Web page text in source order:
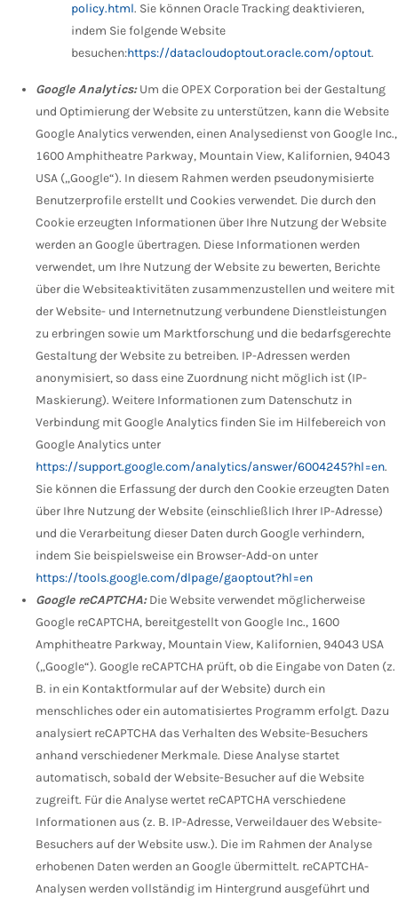
policy.html. Sie können Oracle Tracking deaktivieren,
indem Sie folgende Website
besuchen:https://datacloudoptout.oracle.com/optout.
Google Analytics:Um die OPEX Corporation bei der Gestaltung
und Optimierung der Website zu unterstützen, kann die Website
Google Analytics verwenden, einen Analysedienst von Google Inc.,
1600 Amphitheatre Parkway, Mountain View, Kalifornien, 94043
USA („Google“). In diesem Rahmen werden pseudonymisierte
Benutzerprofile erstellt und Cookies verwendet. Die durch den
Cookie erzeugten Informationen über Ihre Nutzung der Website
werden an Google übertragen. Diese Informationen werden
verwendet, um Ihre Nutzung der Website zu bewerten, Berichte
über die Websiteaktivitäten zusammenzustellen und weitere mit
der Website- und Internetnutzung verbundene Dienstleistungen
zu erbringen sowie um Marktforschung und die bedarfsgerechte
Gestaltung der Website zu betreiben. IP-Adressen werden
anonymisiert, so dass eine Zuordnung nicht möglich ist (IP-
Maskierung). Weitere Informationen zum Datenschutz in
Verbindung mit Google Analytics finden Sie im Hilfebereich von
Google Analytics unter
https://support.google.com/analytics/answer/6004245?hl=en.
Sie können die Erfassung der durch den Cookie erzeugten Daten
über Ihre Nutzung der Website (einschließlich Ihrer IP-Adresse)
und die Verarbeitung dieser Daten durch Google verhindern,
indem Sie beispielsweise ein Browser-Add-on unter
https://tools.google.com/dlpage/gaoptout?hl=en
Google reCAPTCHA:Die Website verwendet möglicherweise
Google reCAPTCHA, bereitgestellt von Google Inc., 1600
Amphitheatre Parkway, Mountain View, Kalifornien, 94043 USA
(„Google“). Google reCAPTCHA prüft, ob die Eingabe von Daten (z.
B. in ein Kontaktformular auf der Website) durch ein
menschliches oder ein automatisiertes Programm erfolgt. Dazu
analysiert reCAPTCHA das Verhalten des Website-Besuchers
anhand verschiedener Merkmale. Diese Analyse startet
automatisch, sobald der Website-Besucher auf die Website
zugreift. Für die Analyse wertet reCAPTCHA verschiedene
Informationen aus (z. B. IP-Adresse, Verweildauer des Website-
Besuchers auf der Website usw.). Die im Rahmen der Analyse
erhobenen Daten werden an Google übermittelt. reCAPTCHA-
Analysen werden vollständig im Hintergrund ausgeführt und